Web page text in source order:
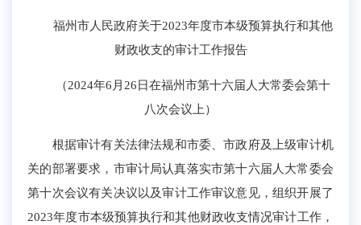
福州市人民政府关于2023年度市本级预算执行和其他
财政收支的审计工作报告
（2024年6月 26日在福州市第十六届 人大常委会第十
八 次会议上）
根据审计有关法律法规和市委、市政府及上级审计机
关的部署要求，市审计局认真落实市第十六届人大常委会
第十次会议有关决议以及审计工作审议意见，组织开展了
2023年度市本级预算执行和其他财政收支情况审计工作，